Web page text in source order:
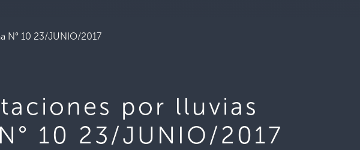
N° 10 23/JUNIO/2017
por lluvias
10 23/JUNIO/2017